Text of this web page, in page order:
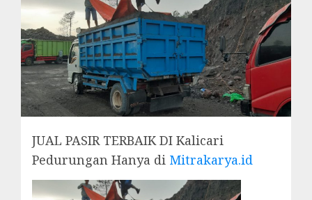
JUAL PASIR TERBAIK DI Kalicari
Pedurungan Hanya di Mitrakarya.id